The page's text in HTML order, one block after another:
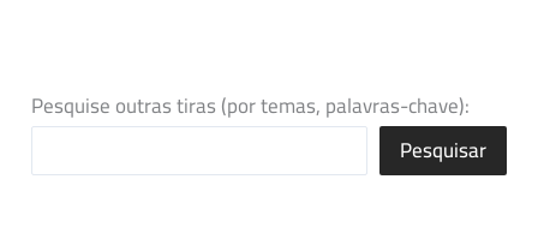
Pesquise outras tiras (por temas, palavras-chave):
Pesquisar